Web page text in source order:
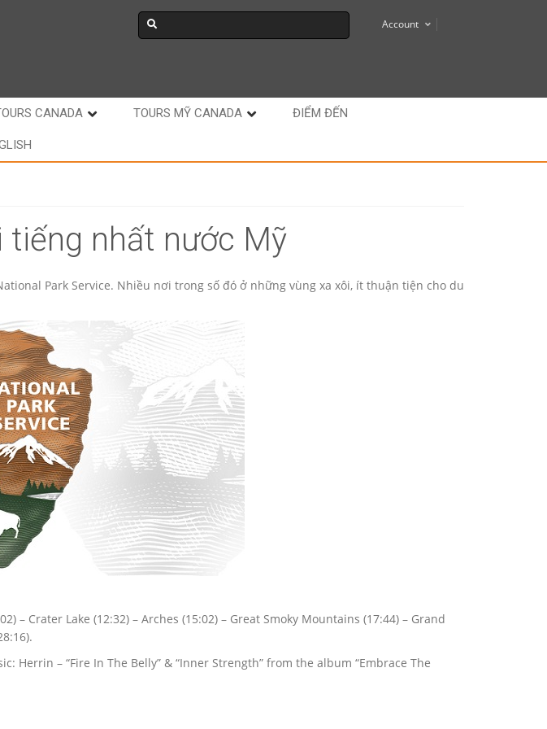
Account
CANADA TOURS MỸ CANADA ĐIỂM ĐẾN
tiếng nhất nước Mỹ
Park Service. Nhiều nơi trong số đó ở những vùng xa xôi, ít thuận tiện cho du
– Crater Lake (12:32) – Arches (15:02) – Great Smoky Mountains (17:44) – Grand
Herrin – “Fire In The Belly” & “Inner Strength” from the album “Embrace The